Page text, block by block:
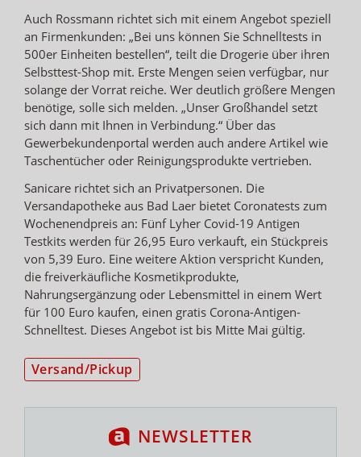
Auch Rossmann richtet sich mit einem Angebot speziell
an Firmenkunden: „Bei uns können Sie Schnelltests in
500er Einheiten bestellen“, teilt die Drogerie über ihren
Selbsttest-Shop mit. Erste Mengen seien verfügbar, nur
solange der Vorrat reiche. Wer deutlich größere Mengen
benötige, solle sich melden. „Unser Großhandel setzt
sich dann mit Ihnen in Verbindung.“ Über das
Gewerbekundenportal werden auch andere Artikel wie
Taschentücher oder Reinigungsprodukte vertrieben.
Sanicare richtet sich an Privatpersonen. Die
Versandapotheke aus Bad Laer bietet Coronatests zum
Wochenendpreis an: Fünf Lyher Covid-19 Antigen
Testkits werden für 26,95 Euro verkauft, ein Stückpreis
von 5,39 Euro. Eine weitere Aktion verspricht Kunden,
die freiverkäufliche Kosmetikprodukte,
Nahrungsergänzung oder Lebensmittel in einem Wert
für 100 Euro kaufen, einen gratis Corona-Antigen-
Schnelltest. Dieses Angebot ist bis Mitte Mai gültig.
Versand/Pickup
NEWSLETTER